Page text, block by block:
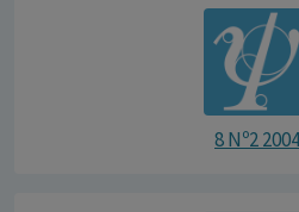
8 Nº2 2004